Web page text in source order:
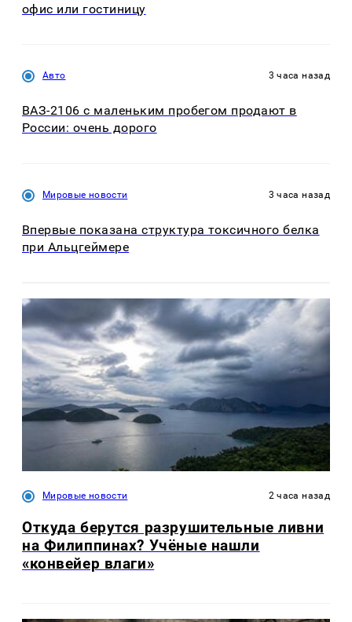
офис или гостиницу
Авто 3 часа назад
ВАЗ-2106 с маленьким пробегом продают в
России: очень дорого
Мировые новости 3 часа назад
Впервые показана структура токсичного белка
при Альцгеймере
Мировые новости 2 часа назад
Откуда берутся разрушительные ливни
на Филиппинах? Учёные нашли
«конвейер влаги»